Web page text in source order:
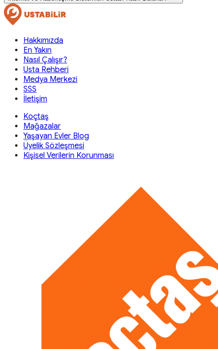
Hakkımızda
En Yakın
Nasıl Çalışır?
Usta Rehberi
Medya Merkezi
SSS
İletişim
Koçtaş
Mağazalar
Yaşayan Evler Blog
Üyelik Sözleşmesi
Kişisel Verilerin Korunması